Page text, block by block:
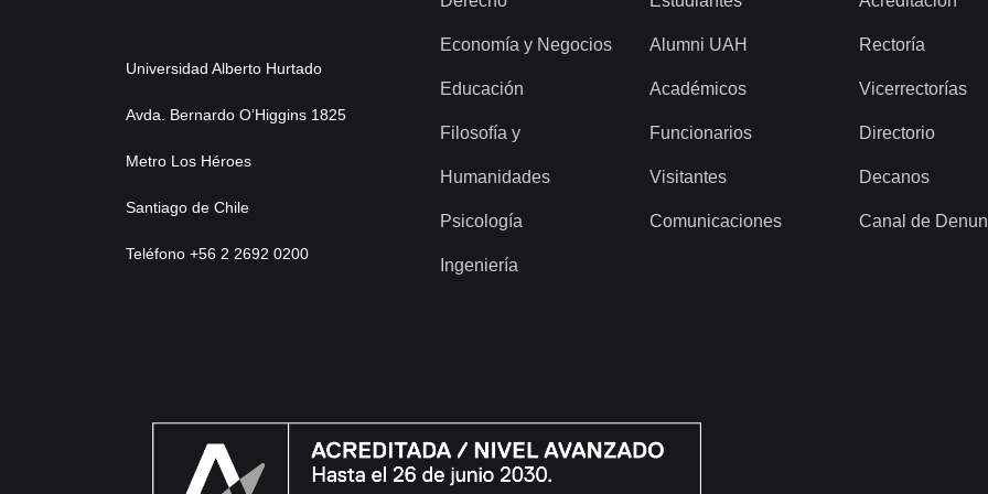
Universidad Alberto Hurtado
Avda. Bernardo O’Higgins 1825
Metro Los Héroes
Santiago de Chile
Teléfono +56 2 2692 0200
Economía y Negocios
Educación
Filosofía y
Humanidades
Psicología
Ingeniería
Alumni UAH
Académicos
Funcionarios
Visitantes
Comunicaciones
Rectoría
Vicerrectorías
Directorio
Decanos
Canal de